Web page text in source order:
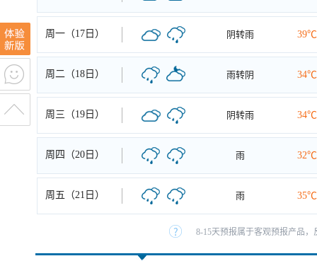
周一（17日） 阴转雨 39℃
周二（18日） 雨转阴 34℃
周三（19日） 阴转雨 34℃
周四（20日） 雨 32℃
周五（21日） 雨 35℃
8-15天预报属于客观预报产品